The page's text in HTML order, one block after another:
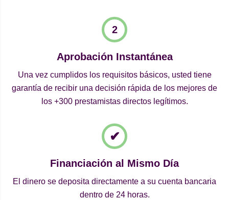
Aprobación Instantánea
Una vez cumplidos los requisitos básicos, usted tiene
garantía de recibir una decisión rápida de los mejores de
los +300 prestamistas directos legítimos.
Financiación al Mismo Día
El dinero se deposita directamente a su cuenta bancaria
dentro de 24 horas.